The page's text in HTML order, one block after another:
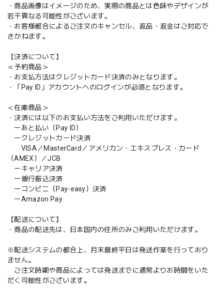
・商品画像はイメージのため、実際の商品とは色味やデザインが
若干異なる可能性がございます。
・お客様都合によるご注文のキャンセル、返品・返金はご対応で
きかねます。
【決済について】
＜予約商品＞
・お支払方法はクレジットカード決済のみとなります。
・「Pay ID」アカウントへのログインが必須となります。
＜在庫商品＞
・決済には以下のお支払い方法をご利用いただけます。
ーあと払い（Pay ID）
ークレジットカード決済
VISA／MasterCard／アメリカン・エキスプレス・カード
（AMEX）／JCB
ーキャリア決済
ー銀行振込決済
ーコンビニ（Pay-easy）決済
ーAmazon Pay
【配送について】
・商品の配送先は、日本国内の住所のみご利用いただけます。
※配送システムの都合上、月末最終平日は発送作業を行っており
ません。
ご注文時期や商品によっては発送までに通常よりお時間をいた
だく可能性がございます。